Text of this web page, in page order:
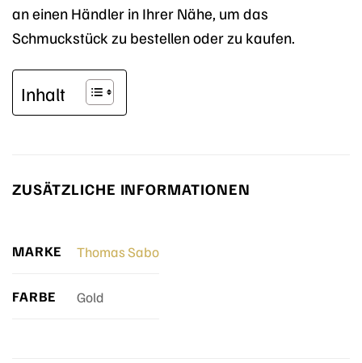
an einen Händler in Ihrer Nähe, um das
Schmuckstück zu bestellen oder zu kaufen.
Inhalt
ZUSÄTZLICHE INFORMATIONEN
MARKE Thomas Sabo
FARBE Gold